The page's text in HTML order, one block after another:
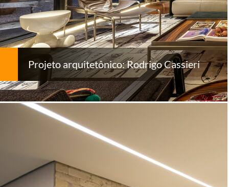
Projeto arquitetônico: Rodrigo Cassieri